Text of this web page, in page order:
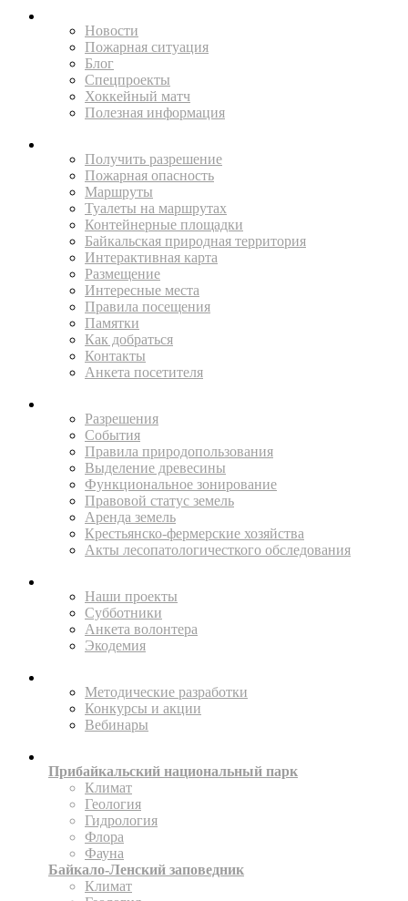
Новости
Пожарная ситуация
Блог
Спецпроекты
Хоккейный матч
Полезная информация
Получить разрешение
Пожарная опасность
Маршруты
Туалеты на маршрутах
Контейнерные площадки
Байкальская природная территория
Интерактивная карта
Размещение
Интересные места
Правила посещения
Памятки
Как добраться
Контакты
Анкета посетителя
Разрешения
События
Правила природопользования
Выделение древесины
Функциональное зонирование
Правовой статус земель
Аренда земель
Крестьянско-фермерские хозяйства
Акты лесопатологичесткого обследования
Наши проекты
Субботники
Анкета волонтера
Экодемия
Методические разработки
Конкурсы и акции
Вебинары
Прибайкальский национальный парк
Климат
Геология
Гидрология
Флора
Фауна
Байкало-Ленский заповедник
Климат